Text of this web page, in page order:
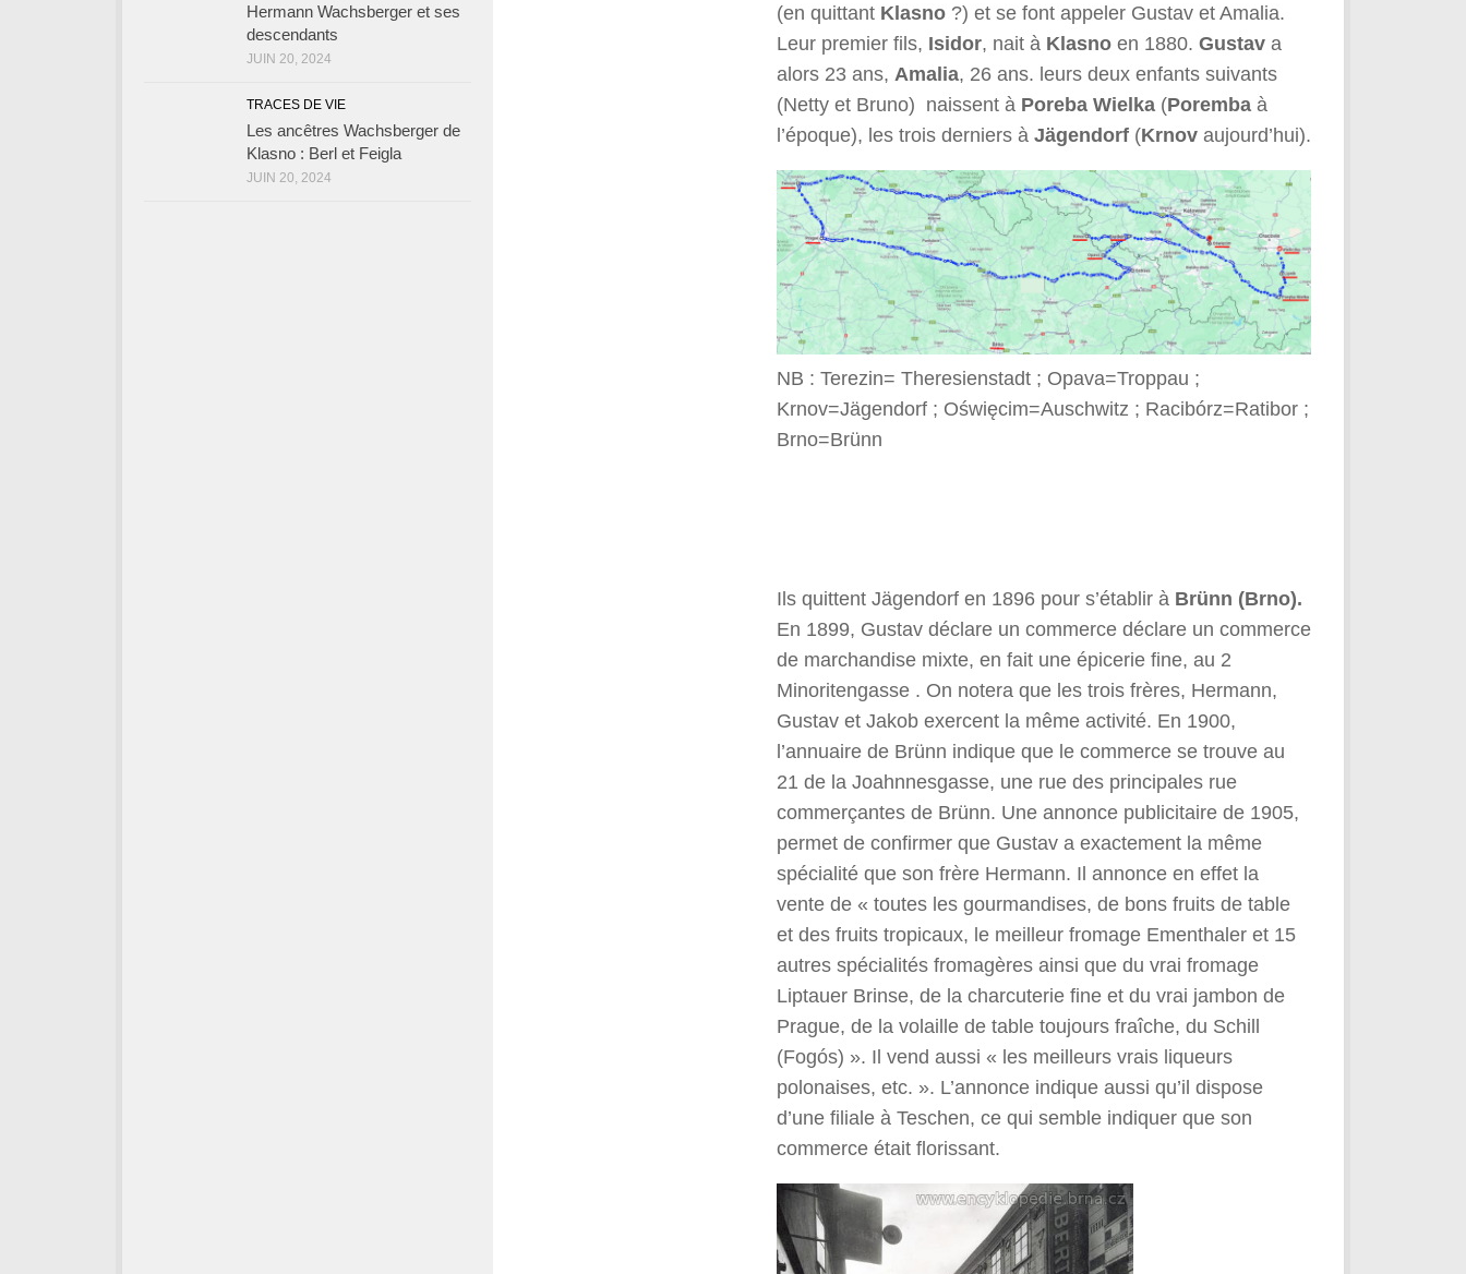
(en quittant Klasno ?) et se font appeler Gustav et Amalia.
Leur premier fils, Isidor, nait à Klasno en 1880. Gustav a
alors 23 ans, Amalia, 26 ans. leurs deux enfants suivants
(Netty et Bruno) naissent à Poreba Wielka (Poremba à
l’époque), les trois derniers à Jägendorf (Krnov aujourd’hui).
NB : Terezin= Theresienstadt ; Opava=Troppau ;
Krnov=Jägendorf ; Oświęcim=Auschwitz ; Racibórz=Ratibor ;
Brno=Brünn
Ils quittent Jägendorf en 1896 pour s’établir à Brünn (Brno).
En 1899, Gustav déclare un commerce déclare un commerce
de marchandise mixte, en fait une épicerie fine, au 2
Minoritengasse . On notera que les trois frères, Hermann,
Gustav et Jakob exercent la même activité. En 1900,
l’annuaire de Brünn indique que le commerce se trouve au
21 de la Joahnnesgasse, une rue des principales rue
commerçantes de Brünn. Une annonce publicitaire de 1905,
permet de confirmer que Gustav a exactement la même
spécialité que son frère Hermann. Il annonce en effet la
vente de « toutes les gourmandises, de bons fruits de table
et des fruits tropicaux, le meilleur fromage Ementhaler et 15
autres spécialités fromagères ainsi que du vrai fromage
Liptauer Brinse, de la charcuterie fine et du vrai jambon de
Prague, de la volaille de table toujours fraîche, du Schill
(Fogós) ». Il vend aussi « les meilleurs vrais liqueurs
polonaises, etc. ». L’annonce indique aussi qu’il dispose
d’une filiale à Teschen, ce qui semble indiquer que son
commerce était florissant.
Hermann Wachsberger et ses
descendants
JUIN 20, 2024
TRACES DE VIE
Les ancêtres Wachsberger de
Klasno : Berl et Feigla
JUIN 20, 2024